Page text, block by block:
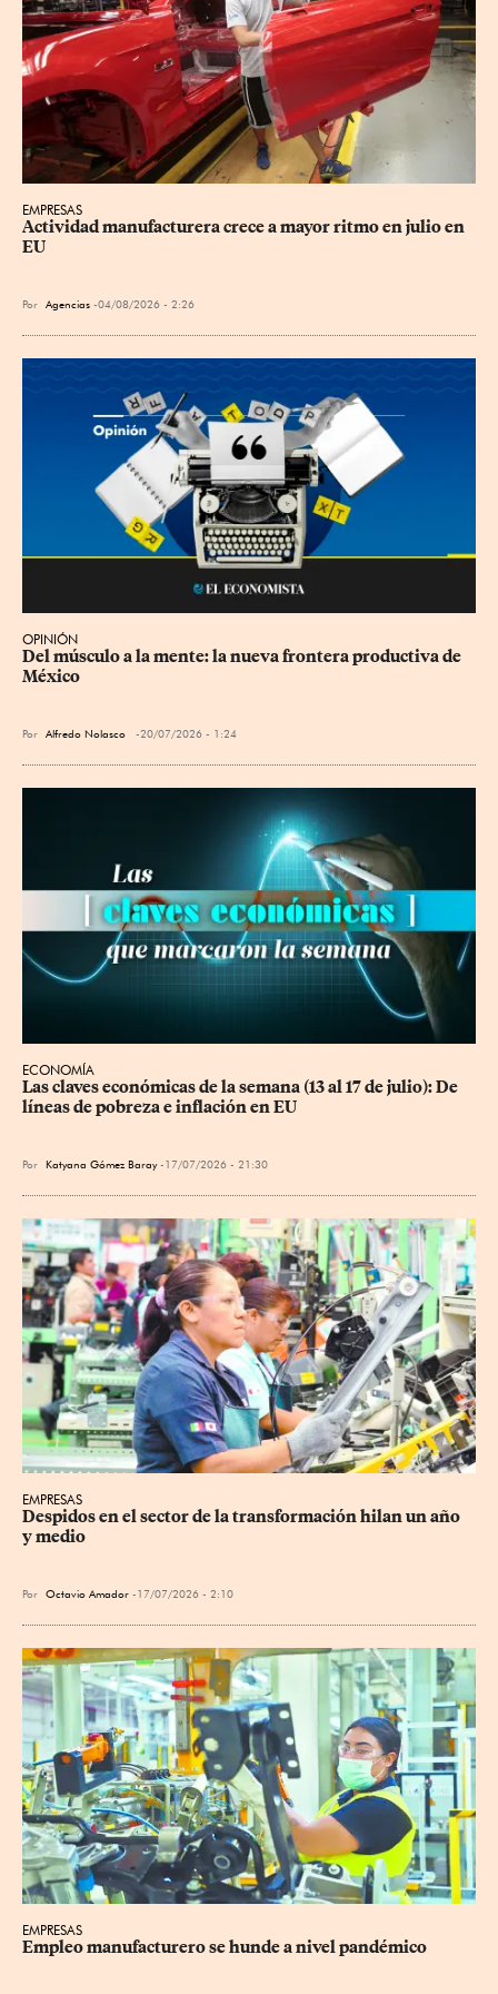
EMPRESAS
Actividad manufacturera crece a mayor ritmo en julio en
EU
Por Agencias 04/08/2026 - 2:26
OPINIÓN
Del músculo a la mente: la nueva frontera productiva de
México
Por Alfredo Nolasco 20/07/2026 - 1:24
ECONOMÍA
Las claves económicas de la semana (13 al 17 de julio): De
líneas de pobreza e inflación en EU
Por Katyana Gómez Baray 17/07/2026 - 21:30
EMPRESAS
Despidos en el sector de la transformación hilan un año
y medio
Por Octavio Amador 17/07/2026 - 2:10
EMPRESAS
Empleo manufacturero se hunde a nivel pandémico